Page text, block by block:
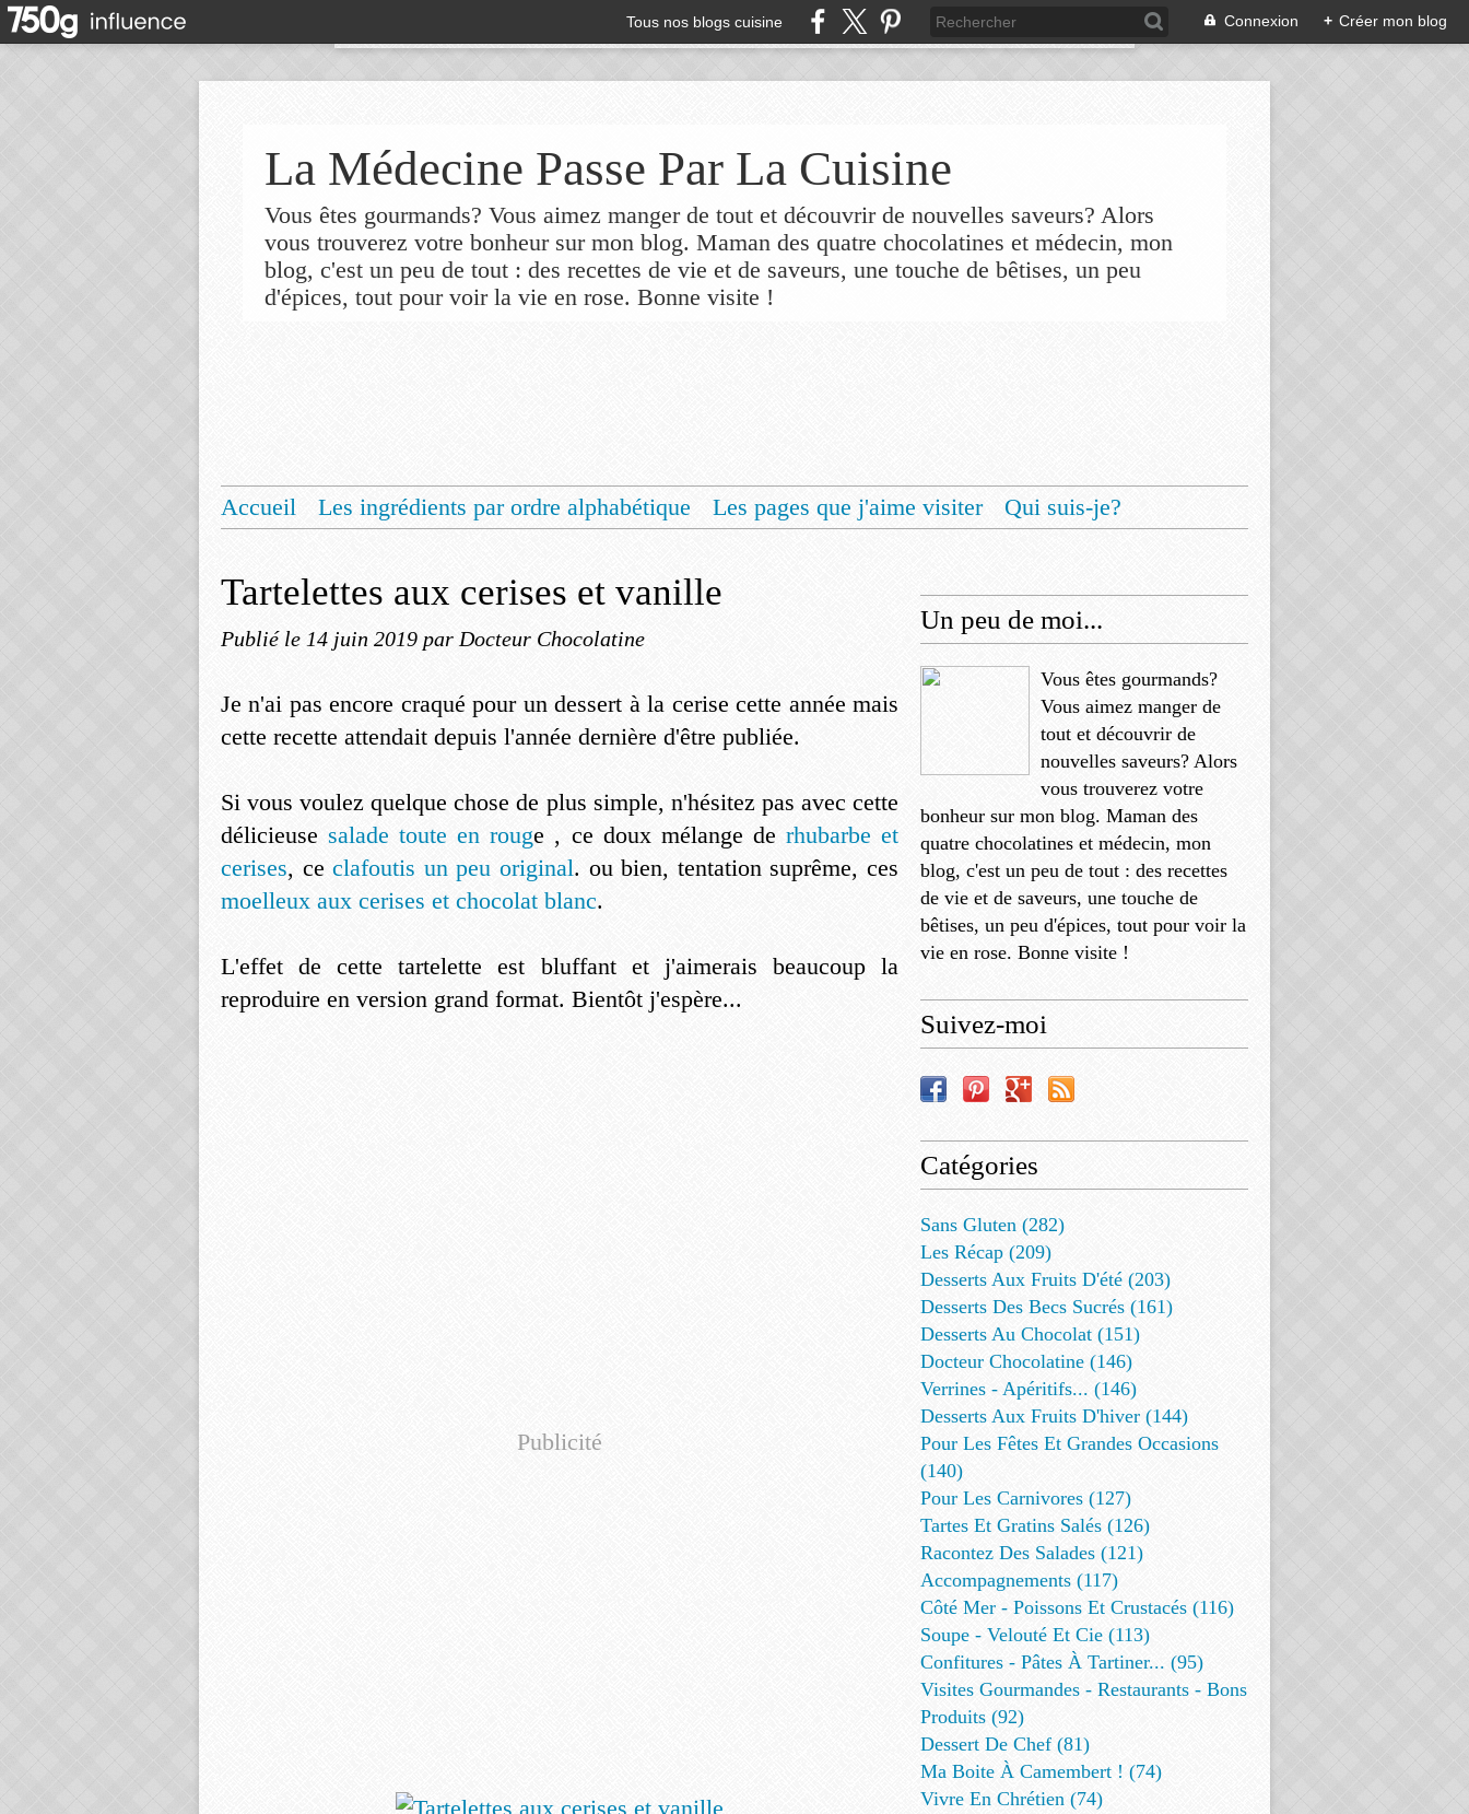
Tous nos blogs cuisine Connexion + Créer mon blog
La Médecine Passe Par La Cuisine
Vous êtes gourmands? Vous aimez manger de tout et découvrir de nouvelles saveurs? Alors
vous trouverez votre bonheur sur mon blog. Maman des quatre chocolatines et médecin, mon
blog, c'est un peu de tout : des recettes de vie et de saveurs, une touche de bêtises, un peu
d'épices, tout pour voir la vie en rose. Bonne visite !
Accueil Les ingrédients par ordre alphabétique Les pages que j'aime visiter
Qui suis-je?
Tartelettes aux cerises et vanille
Publié le 14 juin 2019 par Docteur Chocolatine
Je n'ai pas encore craqué pour un dessert à la cerise cette année mais
cette recette attendait depuis l'année dernière d'être publiée.
Si vous voulez quelque chose de plus simple, n'hésitez pas avec cette
délicieusesalade toute en rouge , ce doux mélange de rhubarbe et
cerises, ceclafoutis un peu original. ou bien, tentation suprême, ces
moelleux aux cerises et chocolat blanc.
L'effet de cette tartelette est bluffant et j'aimerais beaucoup la
reproduire en version grand format. Bientôt j'espère...
Publicité
Un peu de moi...
Vous êtes gourmands?
Vous aimez manger de
tout et découvrir de
nouvelles saveurs? Alors
vous trouverez votre
bonheur sur mon blog. Maman des
quatre chocolatines et médecin, mon
blog, c'est un peu de tout : des recettes
de vie et de saveurs, une touche de
bêtises, un peu d'épices, tout pour voir la
vie en rose. Bonne visite !
Suivez-moi
Catégories
Sans Gluten (282)
Les Récap (209)
Desserts Aux Fruits D'été (203)
Desserts Des Becs Sucrés (161)
Desserts Au Chocolat (151)
Docteur Chocolatine (146)
Verrines - Apéritifs... (146)
Desserts Aux Fruits D'hiver (144)
Pour Les Fêtes Et Grandes Occasions
(140)
Pour Les Carnivores (127)
Tartes Et Gratins Salés (126)
Racontez Des Salades (121)
Accompagnements (117)
Côté Mer - Poissons Et Crustacés (116)
Soupe - Velouté Et Cie (113)
Confitures - Pâtes À Tartiner... (95)
Visites Gourmandes - Restaurants - Bons
Produits (92)
Dessert De Chef (81)
Ma Boite À Camembert ! (74)
Vivre En Chrétien (74)